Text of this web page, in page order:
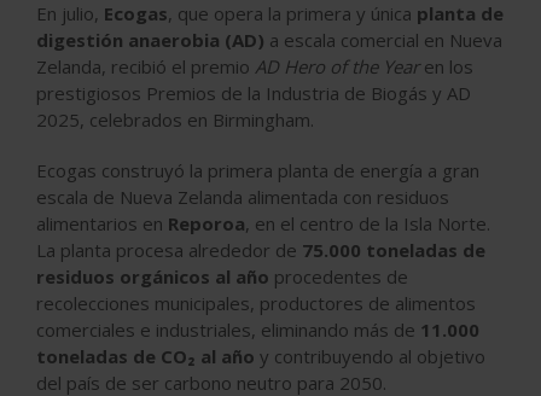
En julio, Ecogas, que opera la primera y única planta de
digestión anaerobia (AD) a escala comercial en Nueva
Zelanda, recibió el premio AD Hero of the Yearen los
prestigiosos Premios de la Industria de Biogás y AD
2025, celebrados en Birmingham.
Ecogas construyó la primera planta de energía a gran
escala de Nueva Zelanda alimentada con residuos
alimentarios en Reporoa, en el centro de la Isla Norte.
La planta procesa alrededor de 75.000 toneladas de
residuos orgánicos al año procedentes de
recolecciones municipales, productores de alimentos
comerciales e industriales, eliminando más de 11.000
toneladas de CO₂ al año y contribuyendo al objetivo
del país de ser carbono neutro para 2050.